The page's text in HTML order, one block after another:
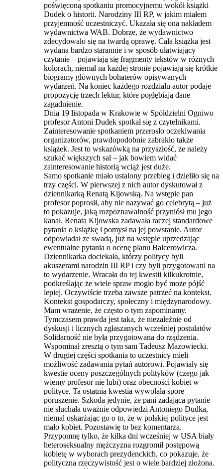
poświęconą spotkaniu promocyjnemu wokół książki
Dudek o historii. Narodziny III RP, w jakim miałem
przyjemność uczestniczyć. Ukazała się ona nakładem
wydawnictwa WAB. Dobrze, że wydawnictwo
zdecydowało się na twardą oprawę. Cała książka jest
wydana bardzo starannie i w sposób ułatwiający
czytanie – pojawiają się fragmenty tekstów w różnych
kolorach, niemal na każdej stronie pojawiają się krótkie
biogramy głównych bohaterów opisywanych
wydarzeń. Na koniec każdego rozdziału autor podaje
propozycję trzech lektur, które pogłębiają dane
zagadnienie.
Dnia 19 listopada w Krakowie w Spółdzielni Ogniwo
profesor Antoni Dudek spotkał się z czytelnikami.
Zainteresowanie spotkaniem przerosło oczekiwania
organizatorów, prawdopodobnie zabrakło także
książek. Jest to wskazówką na przyszłość, że należy
szukać większych sal – jak bowiem widać
zainteresowanie historią wciąż jest duże.
Samo spotkanie miało ustalony przebieg i dzieliło się na
trzy części. W pierwszej z nich autor dyskutował z
dziennikarką Renatą Kijowską. Na wstępie pan
profesor poprosił, aby nie nazywać go celebrytą – już
to pokazuje, jaką rozpoznawalność przyniósł mu jego
kanał. Renata Kijowska zadawała raczej standardowe
pytania o książkę i pomysł na jej powstanie. Autor
odpowiadał ze swadą, już na wstępie uprzedzając
ewentualne pytania o ocenę planu Balcerowicza.
Dziennikarka dociekała, którzy politycy byli
akuszerami narodzin III RP i czy byli przygotowani na
to wydarzenie. Wracała do tej kwestii kilkukrotnie,
podkreślając że wiele spraw mogło być może pójść
lepiej. Oczywiście trzeba zawsze patrzeć na kontekst.
Kontekst gospodarczy, społeczny i międzynarodowy.
Mam wrażenie, że często o tym zapominamy.
Tymczasem prawda jest taka, że niezależnie od
dyskusji i licznych zgłaszanych wcześniej postulatów
Solidarność nie była przygotowana do rządzenia.
Wspominał zresztą o tym sam Tadeusz Mazowiecki.
W drugiej części spotkania to uczestnicy mieli
możliwość zadawania pytań autorowi. Pojawiały się
kwestie oceny poszczególnych polityków (czego jak
wiemy profesor nie lubi) oraz obecności kobiet w
polityce. Ta ostatnia kwestia wywołała spore
poruszenie. Szkoda jedynie, że pani zadająca pytanie
nie słuchała uważnie odpowiedzi Antoniego Dudka,
niemal oskarżając go o to, że w polskiej polityce jest
mało kobiet. Pozostawię to bez komentarza.
Przypomnę tylko, że kilka dni wcześniej w USA biały
heteroseksualny mężczyzna rozgromił postępową
kobietę w wyborach prezydenckich, co pokazuje, że
polityczna rzeczywistość jest o wiele bardziej złożona.